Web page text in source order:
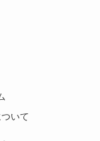
いて